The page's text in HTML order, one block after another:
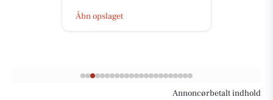
Åbn opslaget
Annoncørbetalt indhold